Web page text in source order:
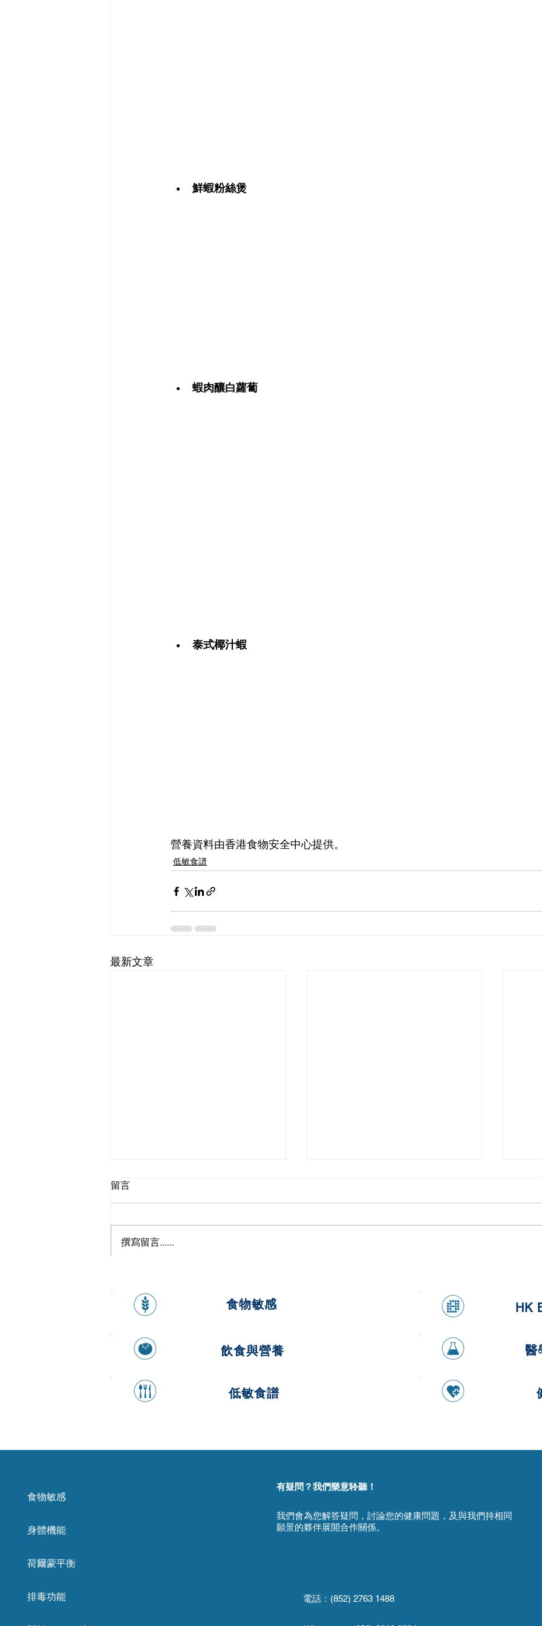
鮮蝦粉絲煲
蝦肉釀白蘿蔔
泰式椰汁蝦
營養資料由香港食物安全中心提供。
低敏食譜
最新文章
健康香蕉燕麥煎餅
桔
留言
撰寫留言......
食物敏感
飲食與營養
低敏食譜
HK
醫
食物敏感
身體機能
荷爾蒙平衡
排毒功能
有疑問？我們樂意聆聽！
我們會為您解答疑問，討論您的健康問題，及與我們持相同
願景的夥伴展開合作關係。
電話：(852) 2763 1488